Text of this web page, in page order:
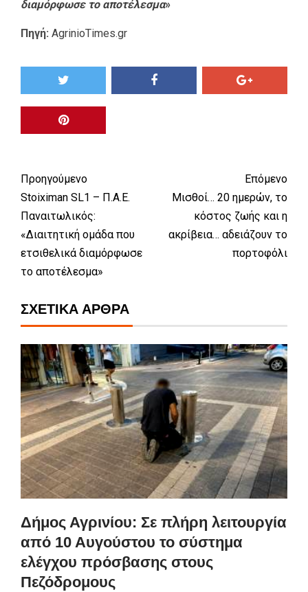
διαμόρφωσε το αποτέλεσμα»
Πηγή: AgrinioTimes.gr
Προηγούμενο
Stoiximan SL1 – Π.Α.Ε.
Παναιτωλικός:
«Διαιτητική ομάδα που
ετσιθελικά διαμόρφωσε
το αποτέλεσμα»
Επόμενο
Μισθοί… 20 ημερών, το
κόστος ζωής και η
ακρίβεια… αδειάζουν το
πορτοφόλι
ΣΧΕΤΙΚΆ ΆΡΘΡΑ
Δήμος Αγρινίου: Σε πλήρη λειτουργία
από 10 Αυγούστου το σύστημα
ελέγχου πρόσβασης στους
Πεζόδρομους